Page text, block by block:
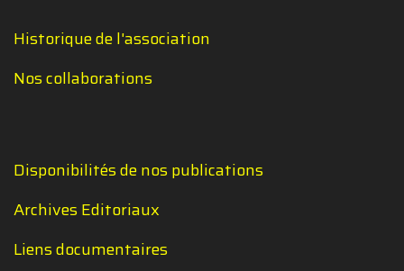
Historique de l'association
Nos collaborations
Disponibilités de nos publications
Archives Editoriaux
Liens documentaires